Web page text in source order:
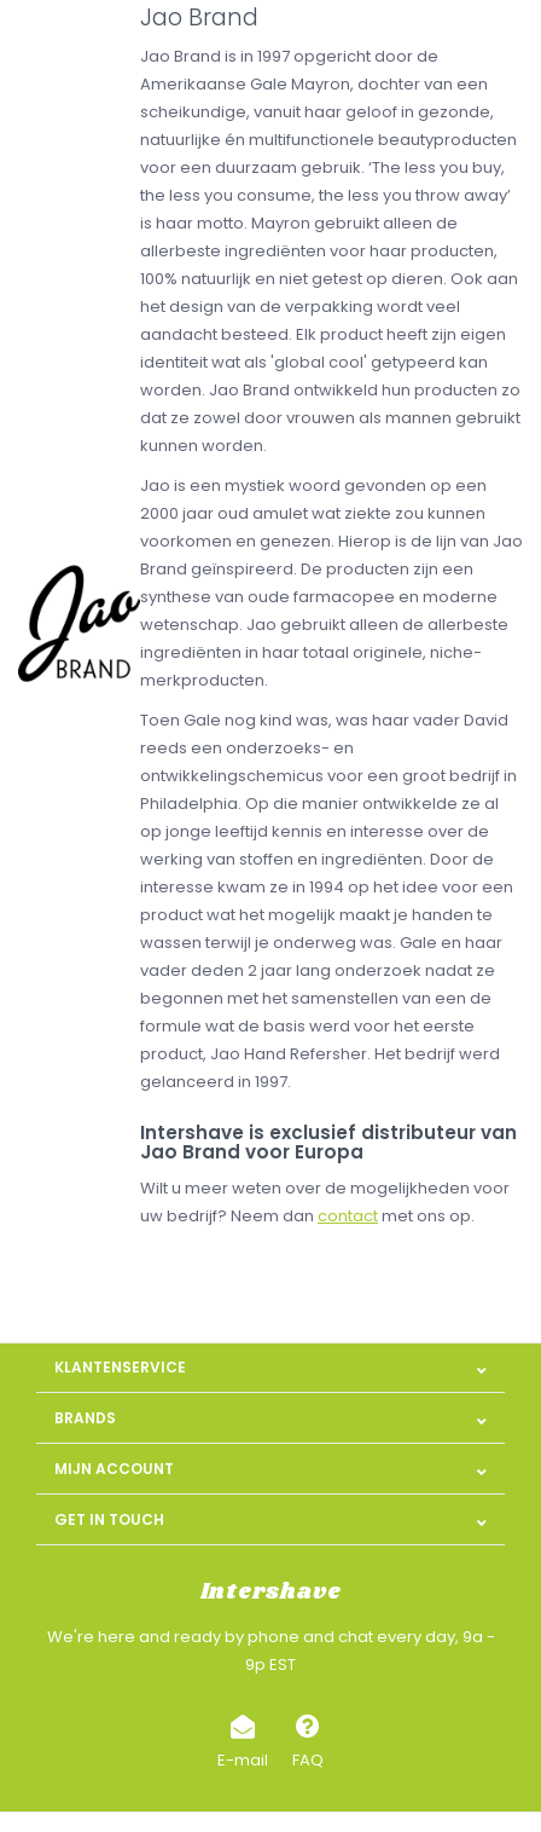
Jao Brand
Jao Brand is in 1997 opgericht door de
Amerikaanse Gale Mayron, dochter van een
scheikundige, vanuit haar geloof in gezonde,
natuurlijke én multifunctionele beautyproducten
voor een duurzaam gebruik. ‘The less you buy,
the less you consume, the less you throw away’
is haar motto. Mayron gebruikt alleen de
allerbeste ingrediënten voor haar producten,
100% natuurlijk en niet getest op dieren. Ook aan
het design van de verpakking wordt veel
aandacht besteed. Elk product heeft zijn eigen
identiteit wat als 'global cool' getypeerd kan
worden. Jao Brand ontwikkeld hun producten zo
dat ze zowel door vrouwen als mannen gebruikt
kunnen worden.
Jao is een mystiek woord gevonden op een
2000 jaar oud amulet wat ziekte zou kunnen
voorkomen en genezen. Hierop is de lijn van Jao
Brand geïnspireerd. De producten zijn een
synthese van oude farmacopee en moderne
wetenschap. Jao gebruikt alleen de allerbeste
ingrediënten in haar totaal originele, niche-
merkproducten.
Toen Gale nog kind was, was haar vader David
reeds een onderzoeks- en
ontwikkelingschemicus voor een groot bedrijf in
Philadelphia. Op die manier ontwikkelde ze al
op jonge leeftijd kennis en interesse over de
werking van stoffen en ingrediënten. Door de
interesse kwam ze in 1994 op het idee voor een
product wat het mogelijk maakt je handen te
wassen terwijl je onderweg was. Gale en haar
vader deden 2 jaar lang onderzoek nadat ze
begonnen met het samenstellen van een de
formule wat de basis werd voor het eerste
product, Jao Hand Refersher. Het bedrijf werd
gelanceerd in 1997.
Intershave is exclusief distributeur van
Jao Brand voor Europa
Wilt u meer weten over de mogelijkheden voor
uw bedrijf? Neem dan contactmet ons op.
KLANTENSERVICE
BRANDS
MIJN ACCOUNT
GET IN TOUCH
Intershave
We're here and ready by phone and chat every day, 9a -
9p EST
E-mail FAQ